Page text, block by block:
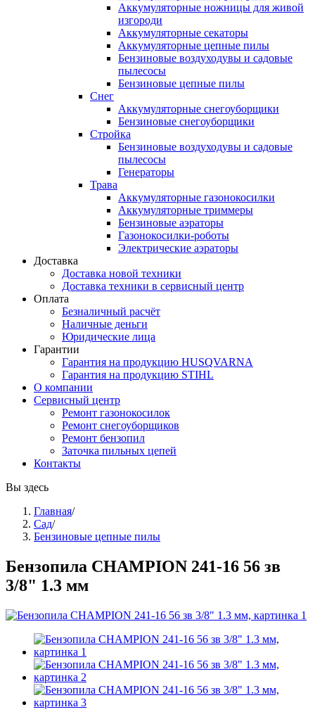
Аккумуляторные ножницы для живой
изгороди
Аккумуляторные секаторы
Аккумуляторные цепные пилы
Бензиновые воздуходувы и садовые
пылесосы
Бензиновые цепные пилы
Снег
Аккумуляторные снегоуборщики
Бензиновые снегоуборщики
Стройка
Бензиновые воздуходувы и садовые
пылесосы
Генераторы
Трава
Аккумуляторные газонокосилки
Аккумуляторные триммеры
Бензиновые аэраторы
Газонокосилки-роботы
Электрические аэраторы
Доставка
Доставка новой техники
Доставка техники в сервисный центр
Оплата
Безналичный расчёт
Наличные деньги
Юридические лица
Гарантии
Гарантия на продукцию HUSQVARNA
Гарантия на продукцию STIHL
О компании
Сервисный центр
Ремонт газонокосилок
Ремонт снегоуборщиков
Ремонт бензопил
Заточка пильных цепей
Контакты
Вы здесь
Главная/
Сад/
Бензиновые цепные пилы
Бензопила CHAMPION 241-16 56 зв
3/8" 1.3 мм